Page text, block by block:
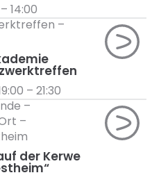
– 14:00
–
– 21:30
der Kerwe
–
–